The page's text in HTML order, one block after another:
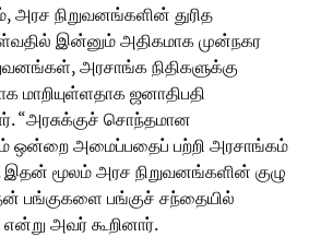
நிறுவனங்களின் துரித
இன்னும் அதிகமாக முன்நகர
அரசாங்க நிதிகளுக்கு
மாறியுள்ளதாக ஜனாதிபதி
“அரசுக்குச் சொந்தமான
ஒன்றை அமைப்பதைப் பற்றி அரசாங்கம்
இதன் மூலம் அரச நிறுவனங்களின் குழு
பங்குச் சந்தையில்
என்று அவர் கூறினார்.